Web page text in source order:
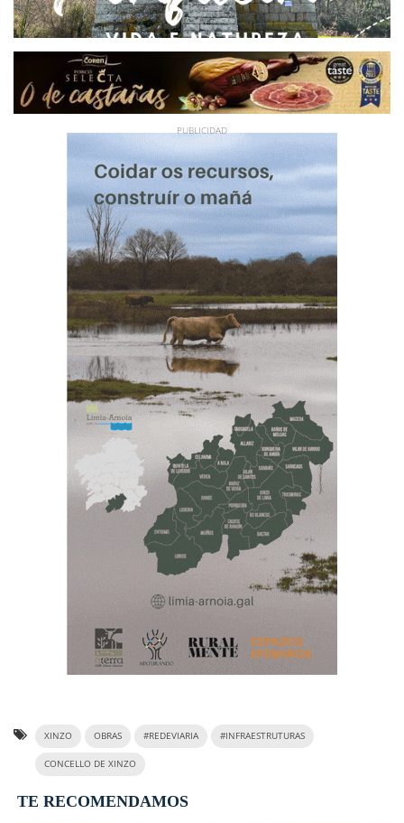
XINZO OBRAS #REDEVIARIA #INFRAESTRUTURAS
CONCELLO DE XINZO
TE RECOMENDAMOS